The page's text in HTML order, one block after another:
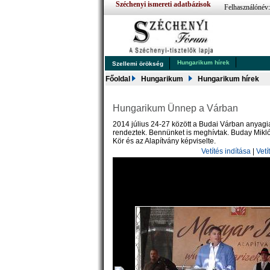
Széchenyi ismereti adatbázisok
Szellemi örökség Hungarikum hírek
Főoldal Hungarikum Hungarikum hírek
Hungarikum Ünnep a Várban
2014 július 24-27 között a Budai Várban
rendeztek. Bennünket is meghívtak. Buday
Kör és az Alapítvány képviselte.
Vetítés indítása|